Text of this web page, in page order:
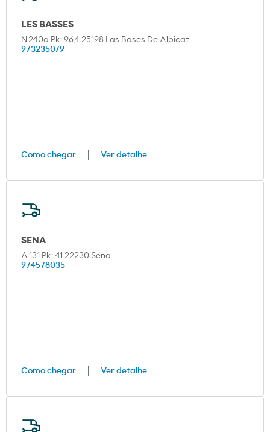
LES BASSES
N-240a Pk: 96,4 25198 Las Bases De Alpicat
973235079
Como chegar Ver detalhe
SENA
A-131 Pk: 41 22230 Sena
974578035
Como chegar Ver detalhe